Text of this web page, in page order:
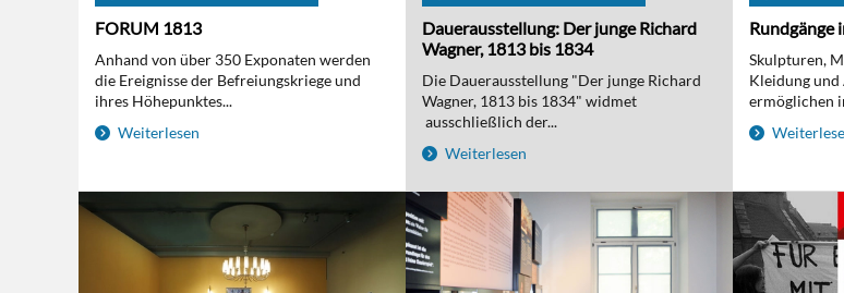
FORUM 1813
Anhand von über 350 Exponaten werden
die Ereignisse der Befreiungskriege und
ihres Höhepunktes...
Weiterlesen
Dauerausstellung: Der junge Richard
Wagner, 1813 bis 1834
Die Dauerausstellung "Der junge Richard
Wagner, 1813 bis 1834" widmet
ausschließlich der...
Weiterlesen
Rundgänge
Skulpturen,
Kleidung und
ermöglichen